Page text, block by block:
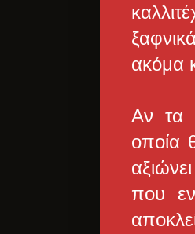
ακόμα
Αν τα
οποία
που